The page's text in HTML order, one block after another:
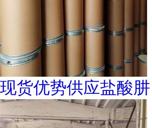
现货优势供应盐酸肼